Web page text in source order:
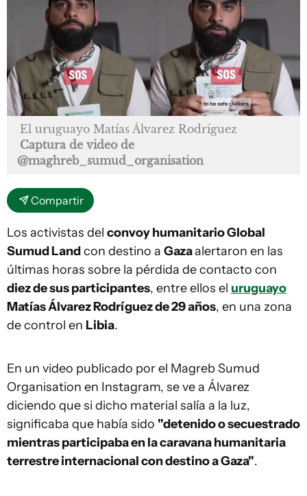
El uruguayo Matías Álvarez Rodríguez
Captura de video de
@maghreb_sumud_organisation
Compartir
Los activistas del convoy humanitario Global
Sumud Landcon destino a Gazaalertaron en las
últimas horas sobre la pérdida de contacto con
diez de sus participantes, entre ellos el uruguayo
Matías Álvarez Rodríguez de 29 años, en una zona
de control en Libia.
En un video publicado por el Magreb Sumud
Organisation en Instagram, se ve a Álvarez
diciendo que si dicho material salía a la luz,
significaba que había sido "detenido o secuestrado
mientras participaba en la caravana humanitaria
terrestre internacional con destino a Gaza".